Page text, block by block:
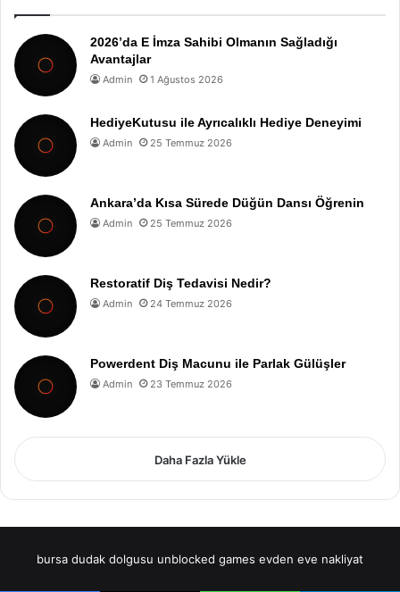
2026’da E İmza Sahibi Olmanın Sağladığı
Avantajlar
Admin 1 Ağustos 2026
HediyeKutusu ile Ayrıcalıklı Hediye Deneyimi
Admin 25 Temmuz 2026
Ankara’da Kısa Sürede Düğün Dansı Öğrenin
Admin 25 Temmuz 2026
Restoratif Diş Tedavisi Nedir?
Admin 24 Temmuz 2026
Powerdent Diş Macunu ile Parlak Gülüşler
Admin 23 Temmuz 2026
Daha Fazla Yükle
bursa dudak dolgusu unblocked games evden eve nakliyat